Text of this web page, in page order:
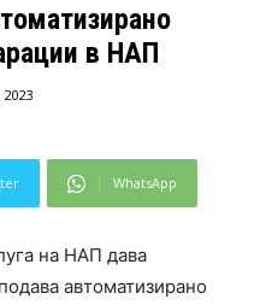
в НАП
WhatsApp
на НАП дава
автоматизирано